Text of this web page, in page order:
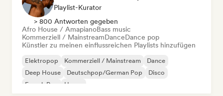
Playlist-Kurator
> 800 Antworten gegeben
Afro House / AmapianoBass music
Kommerziell / MainstreamDanceDance pop
Künstler zu meinen einflussreichen Playlists hinzufügen
Elektropop Kommerziell / Mainstream
Dance
Deep House
Deutschpop/German Pop
Disco
French Pop
House